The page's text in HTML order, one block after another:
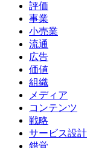
評価
事業
小売業
流通
広告
価値
組織
メディア
コンテンツ
戦略
サービス設計